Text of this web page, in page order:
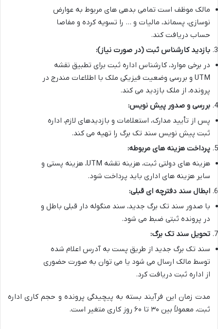
مالک موظف است تمامی بدهی های مربوط به عوارض
نوسازی، پسماند، مالیات و … را تسویه کرده و مفاصا
حساب دریافت کند.
بازدید کارشناس ثبت (در صورت نیاز):
در برخی موارد، کارشناس اداره ثبت برای تطبیق نقشه
UTM و بررسی وضعیت فیزیکی ملک با اطلاعات مندرج در
پرونده، از ملک بازدید می کند.
بررسی و صدور پیش نویس:
پس از تأیید مدارک، استعلامات و بازدیدهای لازم، اداره
ثبت پیش نویس سند تک برگ را تهیه می کند.
پرداخت هزینه های مربوطه:
هزینه های دولتی ثبت، هزینه نقشه UTM، هزینه پستی و
سایر هزینه های اداری باید پرداخت شود.
ابطال سند دفترچه ای قبلی:
با صدور سند تک برگ جدید، سند منگوله دار قبلی باطل و
در پرونده ثبتی ضبط می شود.
تحویل سند تک برگ:
سند تک برگ جدید از طریق پست به آدرس اعلام شده
توسط مالک ارسال می شود یا می توان به صورت حضوری
از اداره ثبت دریافت کرد.
مدت زمان این فرآیند بسته به پیچیدگی پرونده و حجم کاری اداره
ثبت، معمولاً بین ۳۰ تا ۶۰ روز کاری متغیر است.